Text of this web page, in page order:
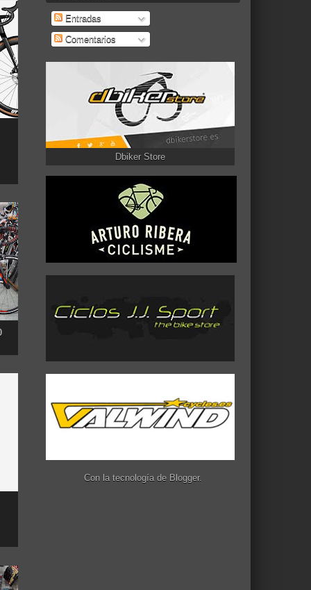
Entradas
Comentarios
Dbiker Store
Con la tecnología de Blogger.